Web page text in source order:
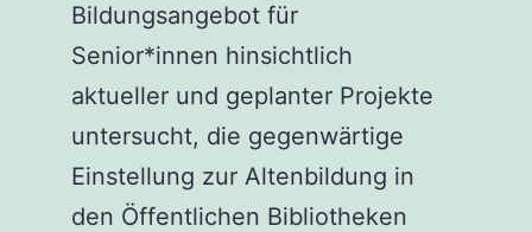
Bildungsangebot für
Senior*innen hinsichtlich
aktueller und geplanter Projekte
untersucht, die gegenwärtige
Einstellung zur Altenbildung in
den Öffentlichen Bibliotheken